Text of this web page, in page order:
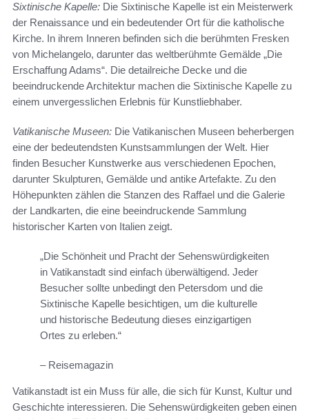
Sixtinische Kapelle: Die Sixtinische Kapelle ist ein Meisterwerk
der Renaissance und ein bedeutender Ort für die katholische
Kirche. In ihrem Inneren befinden sich die berühmten Fresken
von Michelangelo, darunter das weltberühmte Gemälde „Die
Erschaffung Adams“. Die detailreiche Decke und die
beeindruckende Architektur machen die Sixtinische Kapelle zu
einem unvergesslichen Erlebnis für Kunstliebhaber.
Vatikanische Museen: Die Vatikanischen Museen beherbergen
eine der bedeutendsten Kunstsammlungen der Welt. Hier
finden Besucher Kunstwerke aus verschiedenen Epochen,
darunter Skulpturen, Gemälde und antike Artefakte. Zu den
Höhepunkten zählen die Stanzen des Raffael und die Galerie
der Landkarten, die eine beeindruckende Sammlung
historischer Karten von Italien zeigt.
„Die Schönheit und Pracht der Sehenswürdigkeiten
in Vatikanstadt sind einfach überwältigend. Jeder
Besucher sollte unbedingt den Petersdom und die
Sixtinische Kapelle besichtigen, um die kulturelle
und historische Bedeutung dieses einzigartigen
Ortes zu erleben.“
– Reisemagazin
Vatikanstadt ist ein Muss für alle, die sich für Kunst, Kultur und
Geschichte interessieren. Die Sehenswürdigkeiten geben einen